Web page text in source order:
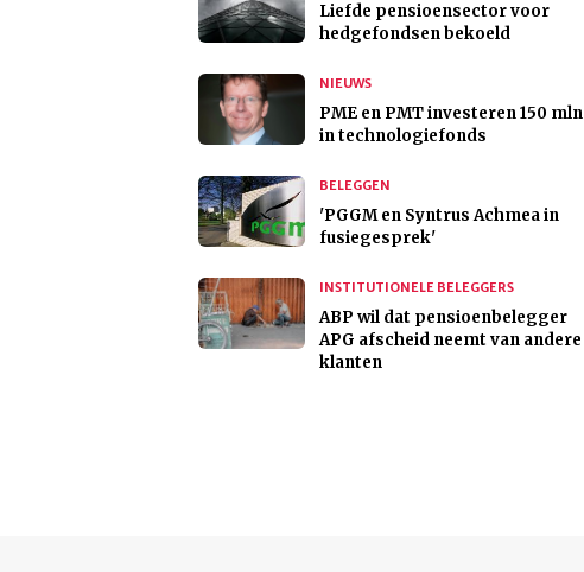
Liefde pensioensector voor
hedgefondsen bekoeld
NIEUWS
PME en PMT investeren 150 mln
in technologiefonds
BELEGGEN
'PGGM en Syntrus Achmea in
fusiegesprek'
INSTITUTIONELE BELEGGERS
ABP wil dat pensioenbelegger
APG afscheid neemt van andere
klanten